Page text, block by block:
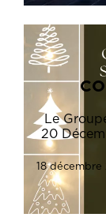
Le
20
18 décembre